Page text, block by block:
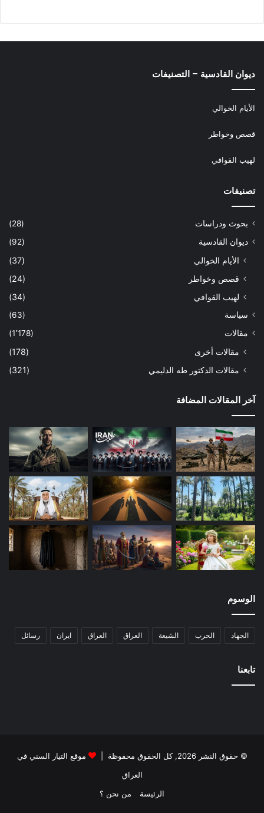
ديوان القادسية – التصنيفات
الأيام الخوالي
قصص وخواطر
لهيب القوافي
تصنيفات
بحوث ودراسات
(28)
ديوان القادسية
(92)
الأيام الخوالي
(37)
قصص وخواطر
(24)
لهيب القوافي
(34)
سياسة
(63)
مقالات
(1٬178)
مقالات أخرى
(178)
مقالات الدكتور طه الدليمي
(321)
آخر المقالات المضافة
الوسوم
الجهاد الحرب الشيعة العراق العراق ايران رسائل
تابعنا
© حقوق النشر 2026, كل الحقوق محفوظة |
موقع التيار السني في
العراق
الرئيسة
من نحن ؟